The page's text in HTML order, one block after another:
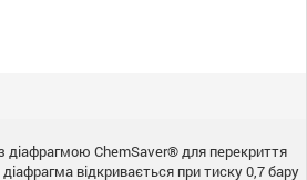
діафрагмою ChemSaver® для перекриття
відкривається при тиску 0,7 бару